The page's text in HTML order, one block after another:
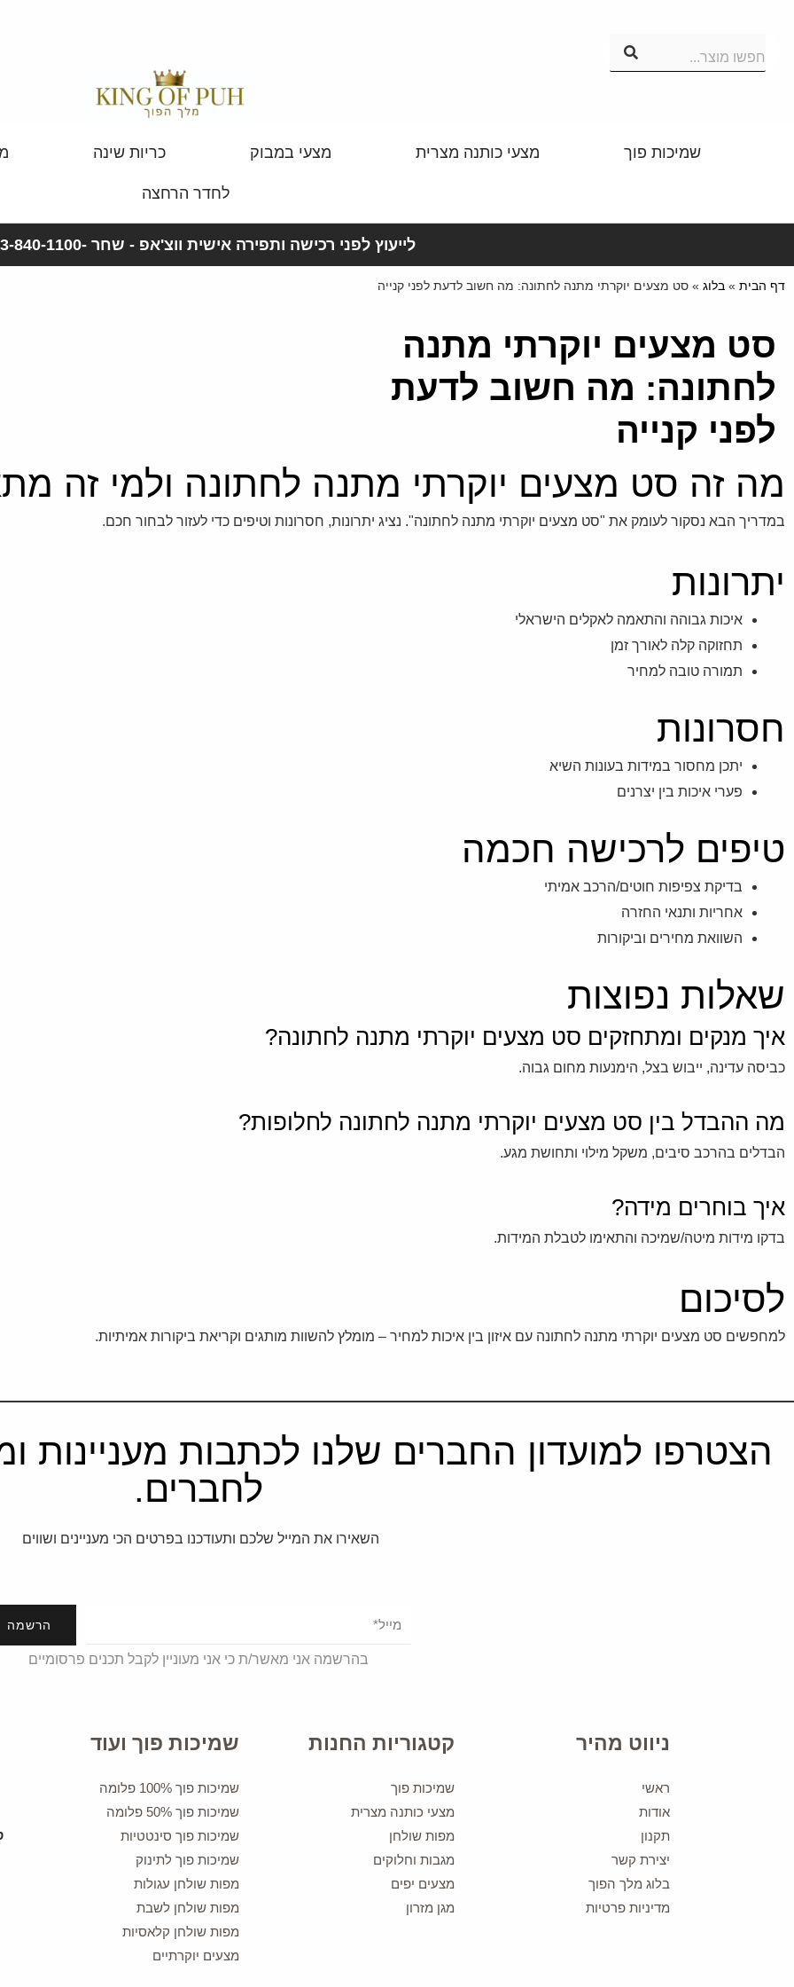
חפשו מוצר...
שמיכות פוך מצעי כותנה מצרית מצעי במבוק כריות שינה
לחדר הרחצה
לייעוץ לפני רכישה ותפירה אישית ווצ'אפ - שחר -053-840-1100
דף הבית » בלוג » סט מצעים יוקרתי מתנה לחתונה: מה חשוב לדעת לפני קנייה
סט מצעים יוקרתי מתנה
לחתונה: מה חשוב לדעת
לפני קנייה
מה זה סט מצעים יוקרתי מתנה לחתונה ולמי זה
במדריך הבא נסקור לעומק את "סט מצעים יוקרתי מתנה לחתונה". נציג יתרונות, חסרונות וטיפים כדי לעזור לבחור חכם.
יתרונות
איכות גבוהה והתאמה לאקלים הישראלי
תחזוקה קלה לאורך זמן
תמורה טובה למחיר
חסרונות
יתכן מחסור במידות בעונות השיא
פערי איכות בין יצרנים
טיפים לרכישה חכמה
בדיקת צפיפות חוטים/הרכב אמיתי
אחריות ותנאי החזרה
השוואת מחירים וביקורות
שאלות נפוצות
איך מנקים ומתחזקים סט מצעים יוקרתי מתנה לחתונה?
כביסה עדינה, ייבוש בצל, הימנעות מחום גבוה.
מה ההבדל בין סט מצעים יוקרתי מתנה לחתונה לחלופות?
הבדלים בהרכב סיבים, משקל מילוי ותחושת מגע.
איך בוחרים מידה?
בדקו מידות מיטה/שמיכה והתאימו לטבלת המידות.
לסיכום
למחפשים סט מצעים יוקרתי מתנה לחתונה עם איזון בין איכות למחיר – מומלץ להשוות מותגים וקריאת ביקורות אמיתיות.
הצטרפו למועדון החברים שלנו לכתבות מעניינות
לחברים.
השאירו את המייל שלכם ותעודכנו בפרטים הכי מעניינים ושווים
הרשמה
בהרשמה אני מאשר/ת כי אני מעוניין לקבל תכנים פרסומיים
ניווט מהיר
ראשי
אודות
תקנון
יצירת קשר
בלוג מלך הפוך
מדיניות פרטיות
קטגוריות החנות
שמיכות פוך
מצעי כותנה מצרית
מפות שולחן
מגבות וחלוקים
מצעים יפים
מגן מזרון
שמיכות פוך ועוד
שמיכות פוך 100% פלומה
שמיכות פוך 50% פלומה
שמיכות פוך סינטטיות
שמיכות פוך לתינוק
מפות שולחן עגולות
מפות שולחן לשבת
מפות שולחן קלאסיות
מצעים יוקרתיים